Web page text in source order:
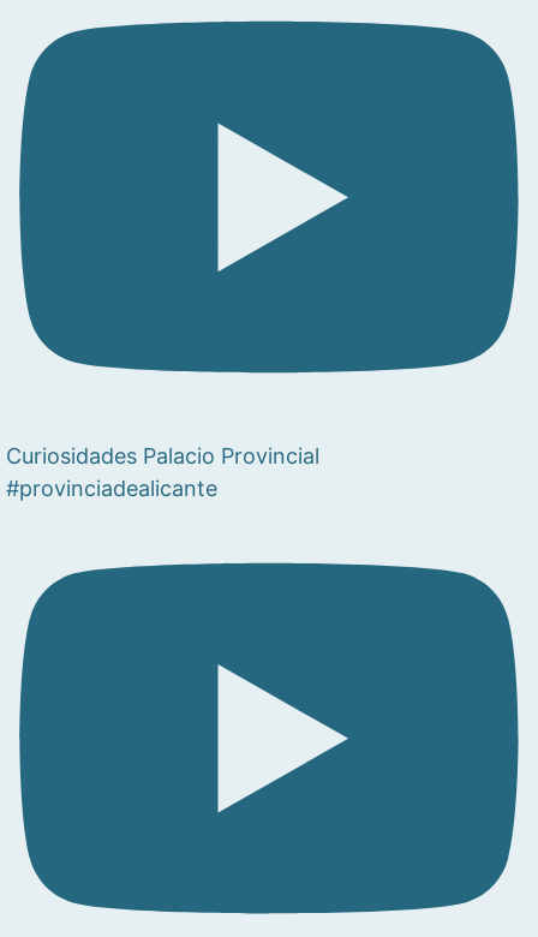
Curiosidades Palacio Provincial
#provinciadealicante